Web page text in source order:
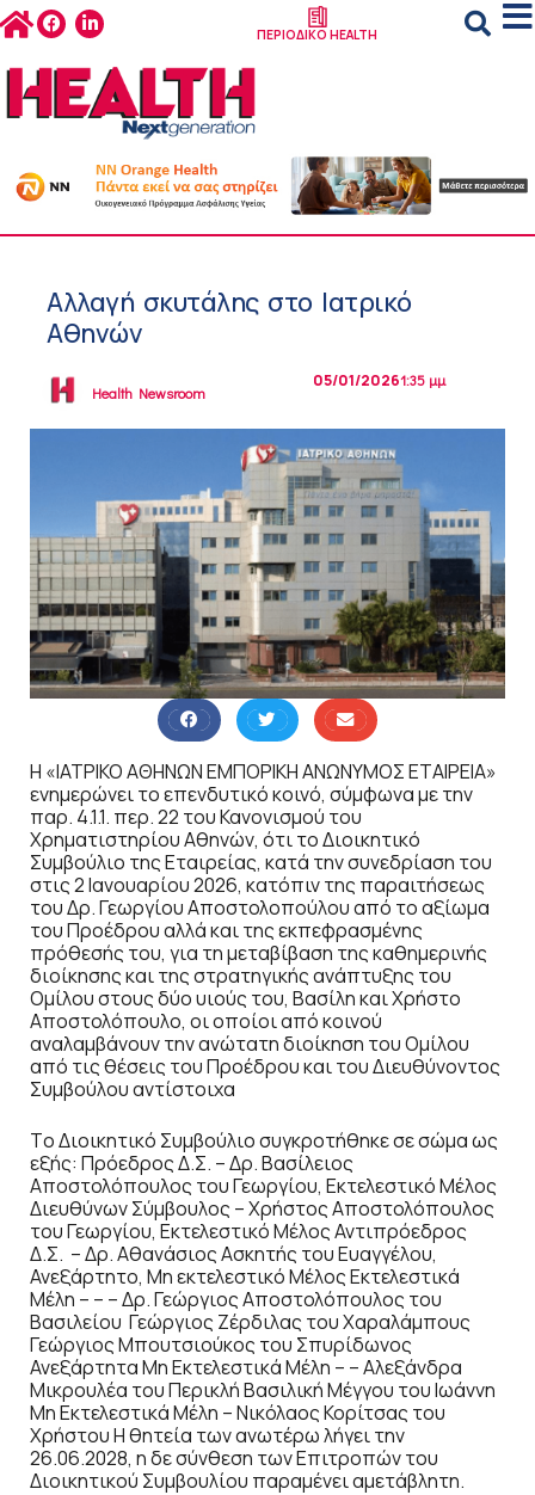
ΠΕΡΙΟΔΙΚΟ HEALTH
Αλλαγή σκυτάλης στο Ιατρικό
Αθηνών
Health Newsroom
05/01/20261:35 μμ
Η «ΙΑΤΡΙΚΟ ΑΘΗΝΩΝ ΕΜΠΟΡΙΚΗ ΑΝΩΝΥΜΟΣ ΕΤΑΙΡΕΙΑ»
ενημερώνει το επενδυτικό κοινό, σύμφωνα με την
παρ. 4.1.1. περ. 22 του Κανονισμού του
Χρηματιστηρίου Αθηνών, ότι το Διοικητικό
Συμβούλιο της Εταιρείας, κατά την συνεδρίαση του
στις 2 Ιανουαρίου 2026, κατόπιν της παραιτήσεως
του Δρ. Γεωργίου Αποστολοπούλου από το αξίωμα
του Προέδρου αλλά και της εκπεφρασμένης
πρόθεσής του, για τη μεταβίβαση της καθημερινής
διοίκησης και της στρατηγικής ανάπτυξης του
Ομίλου στους δύο υιούς του, Βασίλη και Χρήστο
Αποστολόπουλο, οι οποίοι από κοινού
αναλαμβάνουν την ανώτατη διοίκηση του Ομίλου
από τις θέσεις του Προέδρου και του Διευθύνοντος
Συμβούλου αντίστοιχα
Tο Διοικητικό Συμβούλιο συγκροτήθηκε σε σώμα ως
εξής: Πρόεδρος Δ.Σ. – Δρ. Βασίλειος
Αποστολόπουλος του Γεωργίου, Εκτελεστικό Μέλος
Διευθύνων Σύμβουλος – Χρήστος Αποστολόπουλος
του Γεωργίου, Εκτελεστικό Μέλος Αντιπρόεδρος
Δ.Σ. – Δρ. Αθανάσιος Ασκητής του Ευαγγέλου,
Ανεξάρτητο, Μη εκτελεστικό Μέλος Εκτελεστικά
Μέλη – – – Δρ. Γεώργιος Αποστολόπουλος του
Βασιλείου Γεώργιος Ζέρδιλας του Χαραλάμπους
Γεώργιος Μπουτσιούκος του Σπυρίδωνος
Ανεξάρτητα Μη Εκτελεστικά Μέλη – – Αλεξάνδρα
Μικρουλέα του Περικλή Βασιλική Μέγγου του Ιωάννη
Μη Εκτελεστικά Μέλη – Νικόλαος Κορίτσας του
Χρήστου Η θητεία των ανωτέρω λήγει την
26.06.2028, η δε σύνθεση των Επιτροπών του
Διοικητικού Συμβουλίου παραμένει αμετάβλητη.